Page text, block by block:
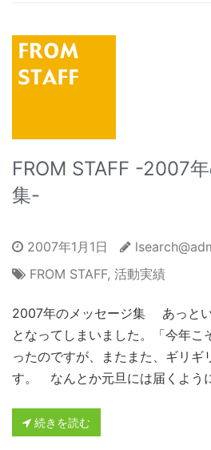
FROM STAFF -2007
集-
2007年1月1日
FROM STAFF, 活動実績
2007年のメッセージ集 あっと
となってしまいました。「今年こ
ったのですが、またまた、ギリギ
す。 なんとか元旦には届くよう
続きを読む